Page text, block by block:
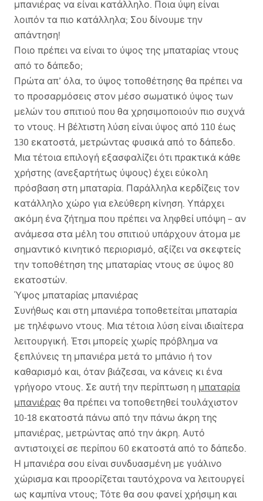
μπανιέρας να είναι κατάλληλο. Ποια ύψη είναι
λοιπόν τα πιο κατάλληλα; Σου δίνουμε την
απάντηση!
Ποιο πρέπει να είναι το ύψος της μπαταρίας ντους
από το δάπεδο;
Πρώτα απ’ όλα, το ύψος τοποθέτησης θα πρέπει να
το προσαρμόσεις στον μέσο σωματικό ύψος των
μελών του σπιτιού που θα χρησιμοποιούν πιο συχνά
το ντους. Η βέλτιστη λύση είναι ύψος από 110 έως
130 εκατοστά, μετρώντας φυσικά από το δάπεδο.
Μια τέτοια επιλογή εξασφαλίζει ότι πρακτικά κάθε
χρήστης (ανεξαρτήτως ύψους) έχει εύκολη
πρόσβαση στη μπαταρία. Παράλληλα κερδίζεις τον
κατάλληλο χώρο για ελεύθερη κίνηση. Υπάρχει
ακόμη ένα ζήτημα που πρέπει να ληφθεί υπόψη – αν
ανάμεσα στα μέλη του σπιτιού υπάρχουν άτομα με
σημαντικό κινητικό περιορισμό, αξίζει να σκεφτείς
την τοποθέτηση της μπαταρίας ντους σε ύψος 80
εκατοστών.
Ύψος μπαταρίας μπανιέρας
Συνήθως και στη μπανιέρα τοποθετείται μπαταρία
με τηλέφωνο ντους. Μια τέτοια λύση είναι ιδιαίτερα
λειτουργική. Έτσι μπορείς χωρίς πρόβλημα να
ξεπλύνεις τη μπανιέρα μετά το μπάνιο ή τον
καθαρισμό και, όταν βιάζεσαι, να κάνεις κι ένα
γρήγορο ντους. Σε αυτή την περίπτωση η μπαταρία
μπανιέρας θα πρέπει να τοποθετηθεί τουλάχιστον
10-18 εκατοστά πάνω από την πάνω άκρη της
μπανιέρας, μετρώντας από την άκρη. Αυτό
αντιστοιχεί σε περίπου 60 εκατοστά από το δάπεδο.
Η μπανιέρα σου είναι συνδυασμένη με γυάλινο
χώρισμα και προορίζεται ταυτόχρονα να λειτουργεί
ως καμπίνα ντους; Τότε θα σου φανεί χρήσιμη και